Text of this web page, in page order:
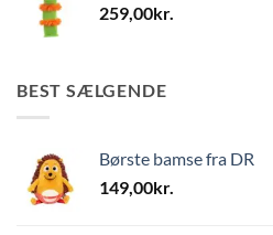
259,00kr.
BEST SÆLGENDE
Børste bamse fra DR
149,00kr.